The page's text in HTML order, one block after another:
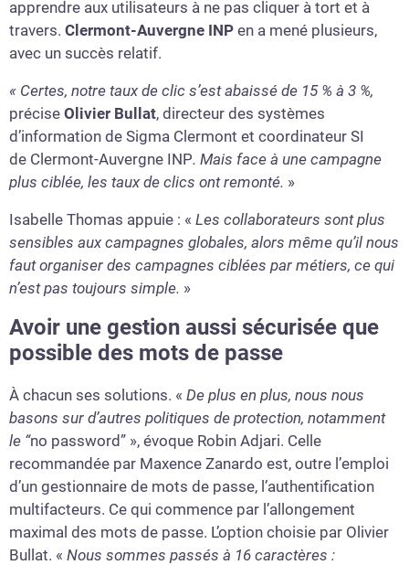
apprendre aux utilisateurs à ne pas cliquer à tort et à
travers. Clermont-Auvergne INP en a mené plusieurs,
avec un succès relatif.
« Certes, notre taux de clic s’est abaissé de 15 % à 3 %,
précise Olivier Bullat, directeur des systèmes
d’information de Sigma Clermont et coordinateur SI
de Clermont-Auvergne INP. Mais face à une campagne
plus ciblée, les taux de clics ont remonté. »
Isabelle Thomas appuie : « Les collaborateurs sont plus
sensibles aux campagnes globales, alors même qu’il nous
faut organiser des campagnes ciblées par métiers, ce qui
n’est pas toujours simple. »
Avoir une gestion aussi sécurisée que
possible des mots de passe
À chacun ses solutions. « De plus en plus, nous nous
basons sur d’autres politiques de protection, notamment
le “no password” », évoque Robin Adjari. Celle
recommandée par Maxence Zanardo est, outre l’emploi
d’un gestionnaire de mots de passe, l’authentification
multifacteurs. Ce qui commence par l’allongement
maximal des mots de passe. L’option choisie par Olivier
Bullat. « Nous sommes passés à 16 caractères :